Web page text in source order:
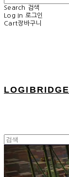
Search
검색
Log In 로그인
Cart장바구니
LOGIBRIDGE